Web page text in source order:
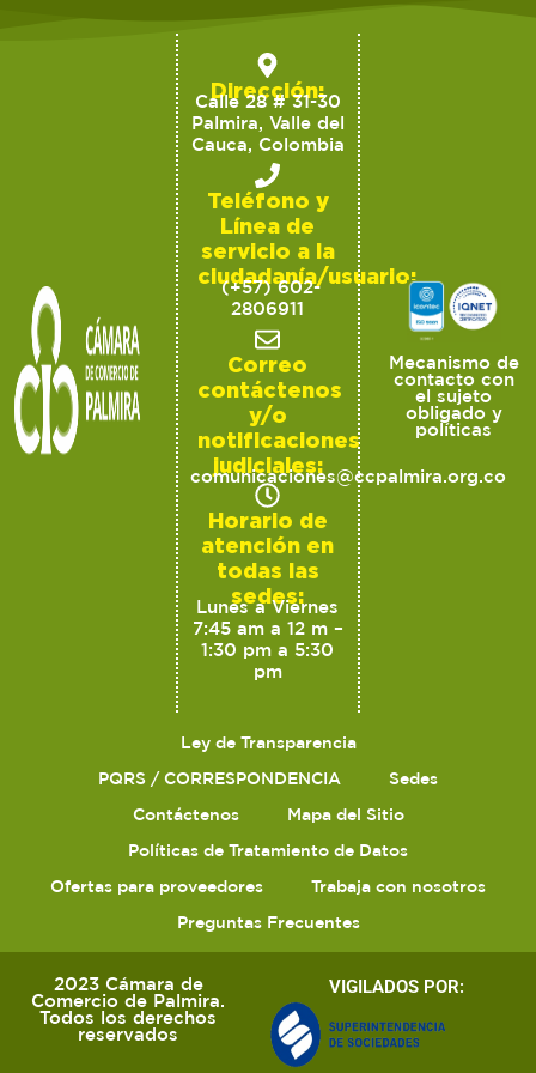
Dirección:
Calle 28 # 31-30
Palmira, Valle del
Cauca, Colombia
Teléfono y
Línea de
servicio a la
ciudadanía/usuario:
(+57) 602-
2806911
Correo
contáctenos
y/o
notificaciones
judiciales:
comunicaciones@ccpalmira.org.co
Horario de
atención en
todas las
sedes:
Lunes a Viernes
7:45 am a 12 m –
1:30 pm a 5:30
pm
Mecanismo de
contacto con
el sujeto
obligado y
políticas
Ley de Transparencia
PQRS / CORRESPONDENCIA
Sedes
Contáctenos
Mapa del Sitio
Políticas de Tratamiento de Datos
Ofertas para proveedores
Trabaja con nosotros
Preguntas Frecuentes
2023 Cámara de
Comercio de Palmira.
Todos los derechos
reservados
VIGILADOS POR: